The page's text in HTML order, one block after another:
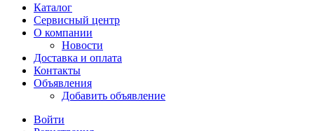
Каталог
Сервисный центр
О компании
Новости
Доставка и оплата
Контакты
Объявления
Добавить объявление
Войти